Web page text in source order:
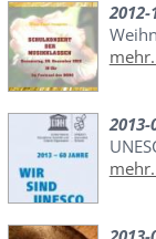
2012-
2013-